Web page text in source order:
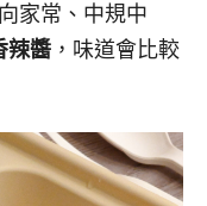
家常、中規中
辣醬 ，味道會比較